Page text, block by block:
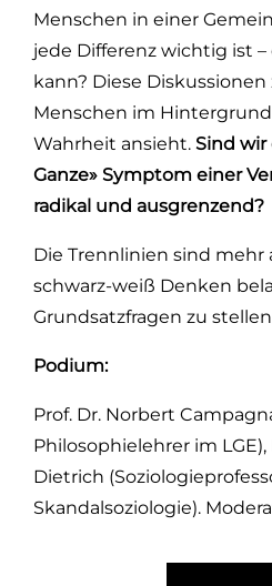
Menschen in einer
jede Differenz wichtig ist
kann? Diese
Menschen im
Wahrheit ansieht. Sind wir
Ganze» Symptom einer
radikal und ausgrenzend?
Die Trennlinien sind
schwarz-weiß Denken
Grundsatzfragen zu
Podium:
Prof. Dr. Norbert
Philosophielehrer im
Dietrich
Skandalsoziologie).